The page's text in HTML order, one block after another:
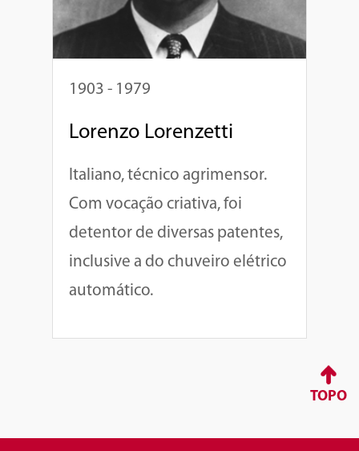
1903 - 1979
Lorenzo Lorenzetti
Italiano, técnico agrimensor.
Com vocação criativa, foi
detentor de diversas patentes,
inclusive a do chuveiro elétrico
automático.
TOPO